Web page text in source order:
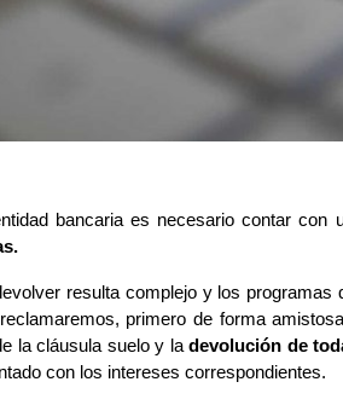
bancaria es necesario contar con
resulta complejo y los
primero de forma
la cláusula suelo y ladevolución de
con los intereses correspondientes.